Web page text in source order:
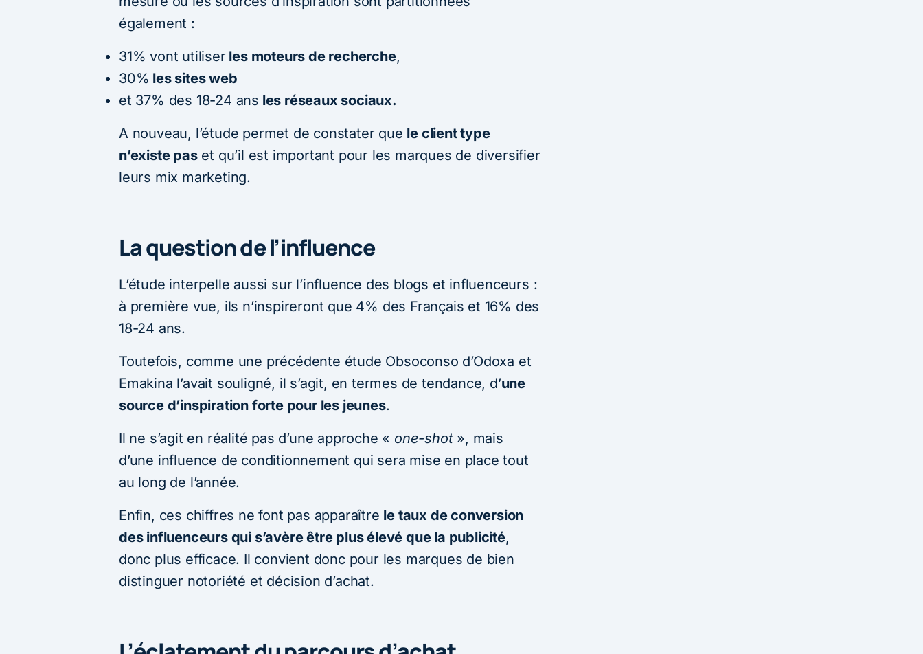
également :
31% vont utiliser les moteurs de recherche,
30% les sites web
et 37% des 18-24 ans les réseaux sociaux.
A nouveau, l’étude permet de constater que le client type
n’existe paset qu’il est important pour les marques de diversifier
leurs mix marketing.
La question de l’influence
L’étude interpelle aussi sur l’influence des blogs et influenceurs :
à première vue, ils n’inspireront que 4% des Français et 16% des
18-24 ans.
Toutefois, comme une précédente étude Obsoconso d’Odoxa et
Emakina l’avait souligné, il s’agit, en termes de tendance, d’une
source d’inspiration forte pour les jeunes.
Il ne s’agit en réalité pas d’une approche « one-shot», mais
d’une influence de conditionnement qui sera mise en place tout
au long de l’année.
Enfin, ces chiffres ne font pas apparaître le taux de conversion
des influenceurs qui s’avère être plus élevé que la publicité,
donc plus efficace. Il convient donc pour les marques de bien
distinguer notoriété et décision d’achat.